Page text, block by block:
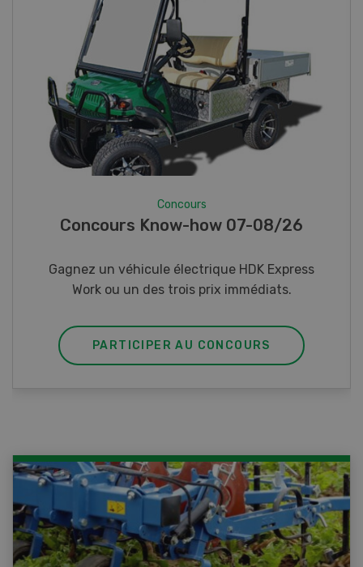
Photo mystère 07-08/26
Gagnez l’un des cinq couteaux de poche LANDI
PARTICIPER AU CONCOURS